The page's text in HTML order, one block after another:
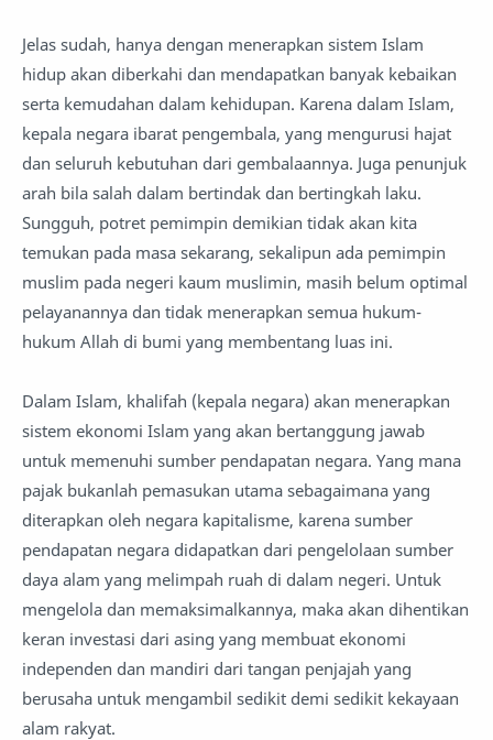
Jelas sudah, hanya dengan menerapkan sistem Islam
hidup akan diberkahi dan mendapatkan banyak kebaikan
serta kemudahan dalam kehidupan. Karena dalam Islam,
kepala negara ibarat pengembala, yang mengurusi hajat
dan seluruh kebutuhan dari gembalaannya. Juga penunjuk
arah bila salah dalam bertindak dan bertingkah laku.
Sungguh, potret pemimpin demikian tidak akan kita
temukan pada masa sekarang, sekalipun ada pemimpin
muslim pada negeri kaum muslimin, masih belum optimal
pelayanannya dan tidak menerapkan semua hukum-
hukum Allah di bumi yang membentang luas ini.
Dalam Islam, khalifah (kepala negara) akan menerapkan
sistem ekonomi Islam yang akan bertanggung jawab
untuk memenuhi sumber pendapatan negara. Yang mana
pajak bukanlah pemasukan utama sebagaimana yang
diterapkan oleh negara kapitalisme, karena sumber
pendapatan negara didapatkan dari pengelolaan sumber
daya alam yang melimpah ruah di dalam negeri. Untuk
mengelola dan memaksimalkannya, maka akan dihentikan
keran investasi dari asing yang membuat ekonomi
independen dan mandiri dari tangan penjajah yang
berusaha untuk mengambil sedikit demi sedikit kekayaan
alam rakyat.